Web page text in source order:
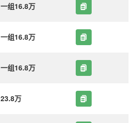
一组16.8万
一组16.8万
一组16.8万
23.8万